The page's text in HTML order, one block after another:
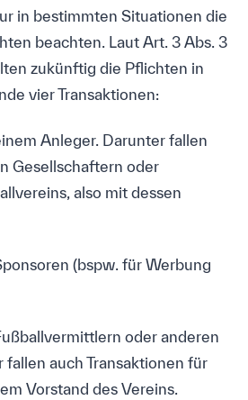
in bestimmten Situationen die
beachten. Laut Art. 3 Abs. 3
zukünftig die Pflichten in
vier Transaktionen:
Anleger. Darunter fallen
Gesellschaftern oder
also mit dessen
(bspw. für Werbung
oder anderen
auch Transaktionen für
Vorstand des Vereins.